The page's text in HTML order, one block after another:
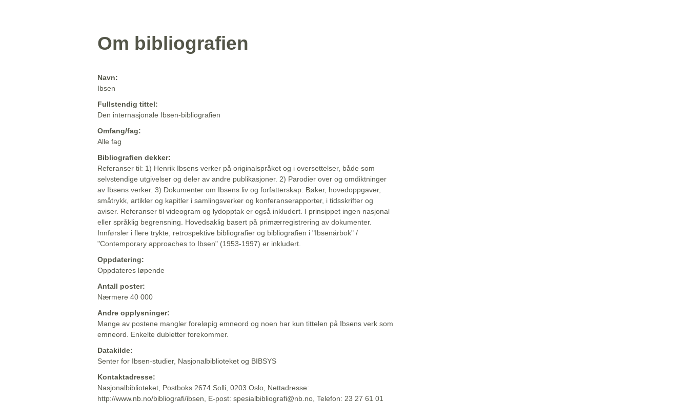
Om bibliografien
Navn:
Ibsen
Fullstendig tittel:
Den internasjonale Ibsen-bibliografien
Omfang/fag:
Alle fag
Bibliografien dekker:
Referanser til: 1) Henrik Ibsens verker på originalspråket og i oversettelser, både som
selvstendige utgivelser og deler av andre publikasjoner. 2) Parodier over og omdiktninger
av Ibsens verker. 3) Dokumenter om Ibsens liv og forfatterskap: Bøker, hovedoppgaver,
småtrykk, artikler og kapitler i samlingsverker og konferanserapporter, i tidsskrifter og
aviser. Referanser til videogram og lydopptak er også inkludert. I prinsippet ingen nasjonal
eller språklig begrensning. Hovedsaklig basert på primærregistrering av dokumenter.
Innførsler i flere trykte, retrospektive bibliografier og bibliografien i "Ibsenårbok" /
"Contemporary approaches to Ibsen" (1953-1997) er inkludert.
Oppdatering:
Oppdateres løpende
Antall poster:
Nærmere 40 000
Andre opplysninger:
Mange av postene mangler foreløpig emneord og noen har kun tittelen på Ibsens verk som
emneord. Enkelte dubletter forekommer.
Datakilde:
Senter for Ibsen-studier, Nasjonalbiblioteket og BIBSYS
Kontaktadresse:
Nasjonalbiblioteket, Postboks 2674 Solli, 0203 Oslo, Nettadresse:
http://www.nb.no/bibliografi/ibsen, E-post: spesialbibliografi@nb.no, Telefon: 23 27 61 01